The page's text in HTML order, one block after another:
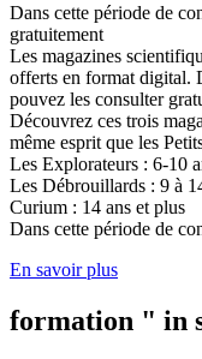
Dans cette période de
gratuitement
Les magazines
offerts en format digital.
pouvez les consulter
Découvrez ces trois
même esprit que les
Les Explorateurs : 6-10
Les Débrouillards : 9 à
Curium : 14 ans et plus
Dans cette période de
En savoir plus
formation " in